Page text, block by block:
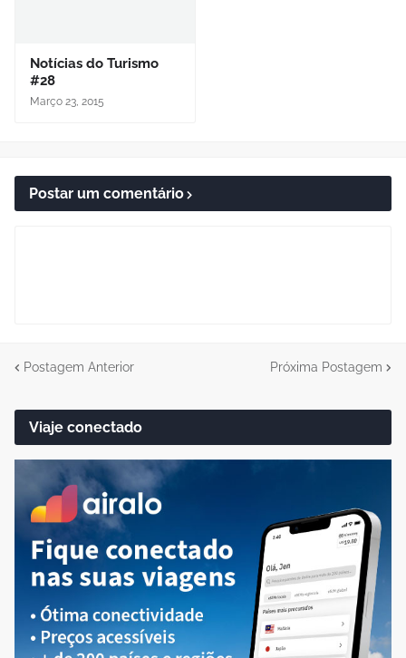
Notícias do Turismo
#28
Março 23, 2015
Postar um comentário
Postagem Anterior Próxima Postagem
Viaje conectado